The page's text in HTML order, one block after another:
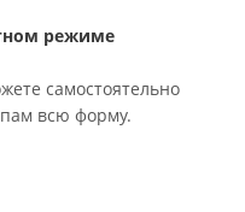
режиме
самостоятельно
всю форму.